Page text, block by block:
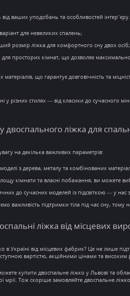
ваших уподобань та особливостей
для невеликих спалень;
розмір ліжкадля комфортного сну двох осіб;
просторих кімнат, що дозволяє
матеріалів, що гарантує довговічність та
у різних стилях — від класики до сучасного
двоспального ліжка для
на декілька важливих параметрів:
з дерева, металу та комбінованих
кімнати та власні побажання, ви можете
до сучасних моделей із підсвіткою — у нас
важливість підтримки тіла під час сну, тому
ліжка від місцевих
в Україні від місцевих фабрик? Це не лише
вартістю, акційними цінами та високим
купити двоспальне ліжко у Львові та
мрії. Тож скорішезамовляйте двоспальне ліжко